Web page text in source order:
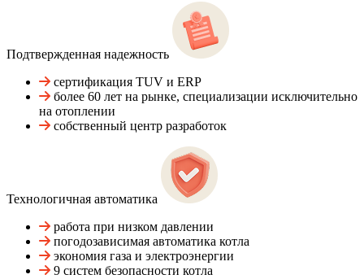
Подтвержденная надежность
сертификация TUV и ERP
более 60 лет на рынке, специализации исключительно
на отоплении
собственный центр разработок
Технологичная автоматика
работа при низком давлении
погодозависимая автоматика котла
экономия газа и электроэнергии
9 систем безопасности котла